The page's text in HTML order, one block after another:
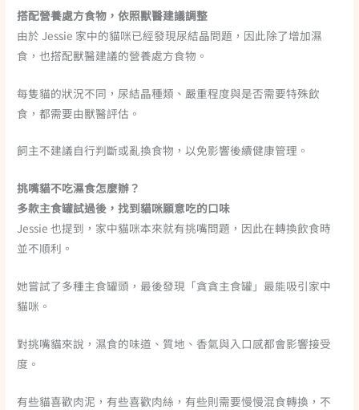
搭配營養處方食物，依照獸醫建議調整
由於 Jessie 家中的貓咪已經發現尿結晶問題，因此除了增加濕
食，也搭配獸醫建議的營養處方食物。
每隻貓的狀況不同，尿結晶種類、嚴重程度與是否需要特殊飲
食，都需要由獸醫評估。
飼主不建議自行判斷或亂換食物，以免影響後續健康管理。
挑嘴貓不吃濕食怎麼辦？
多款主食罐試過後，找到貓咪願意吃的口味
Jessie 也提到，家中貓咪本來就有挑嘴問題，因此在轉換飲食時
並不順利。
她嘗試了多種主食罐頭，最後發現「貪貪主食罐」最能吸引家中
貓咪。
對挑嘴貓來說，濕食的味道、質地、香氣與入口感都會影響接受
度。
有些貓喜歡肉泥，有些喜歡肉絲，有些則需要慢慢混食轉換，不